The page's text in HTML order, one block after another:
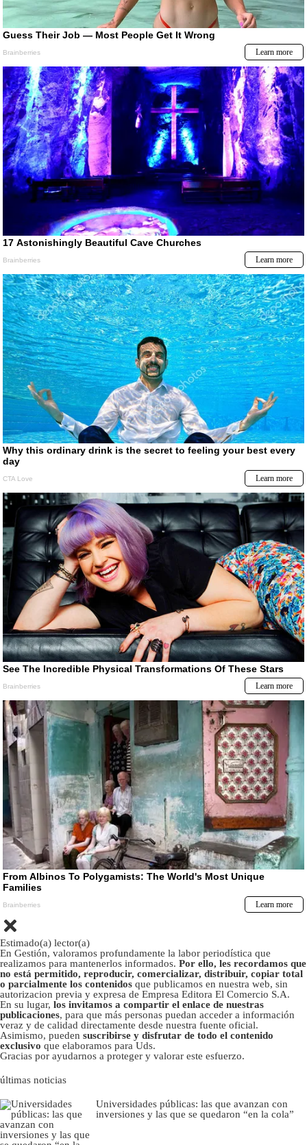
Estimado(a) lector(a)
En Gestión, valoramos profundamente la labor periodística que
realizamos para mantenerlos informados. Por ello, les recordamos que
no está permitido, reproducir, comercializar, distribuir, copiar total
o parcialmente los contenidos que publicamos en nuestra web, sin
autorizacion previa y expresa de Empresa Editora El Comercio S.A.
En su lugar, los invitamos a compartir el enlace de nuestras
publicaciones, para que más personas puedan acceder a información
veraz y de calidad directamente desde nuestra fuente oficial.
Asimismo, pueden suscribirse y disfrutar de todo el contenido
exclusivo que elaboramos para Uds.
Gracias por ayudarnos a proteger y valorar este esfuerzo.
últimas noticias
Universidades públicas: las que avanzan con
inversiones y las que se quedaron “en la cola”